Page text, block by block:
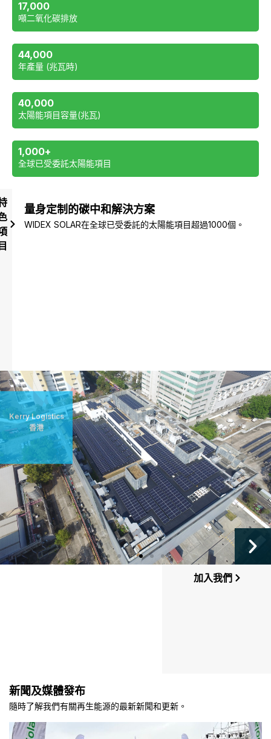
噸二氧化碳排放
17,000
年產量 (兆瓦時)
44,000
太陽能項目容量(兆瓦)
40,000
全球已受委託太陽能項目
1,000+
量身定制的碳中和解決方案
WIDEX SOLAR在全球已受委託的太陽能項目超過1000個。
Kerry Logistics
香港
加入我們
新聞及媒體發布
隨時了解我們有關再生能源的最新新聞和更新。